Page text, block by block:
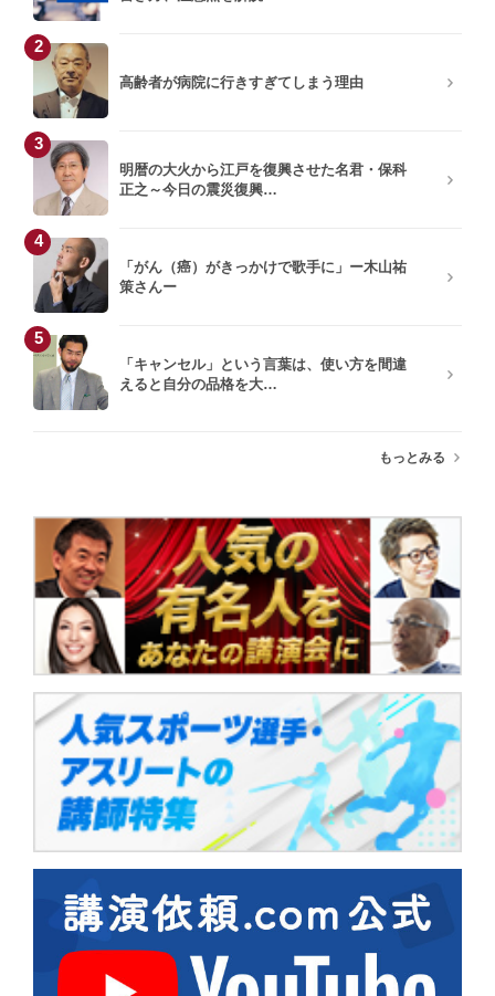
2
高齢者が病院に行きすぎてしまう理由
3
明暦の大火から江戸を復興させた名君・保科
正之～今日の震災復興…
4
「がん（癌）がきっかけで歌手に」ー木山祐
策さんー
5
「キャンセル」という言葉は、使い方を間違
えると自分の品格を大…
もっとみる